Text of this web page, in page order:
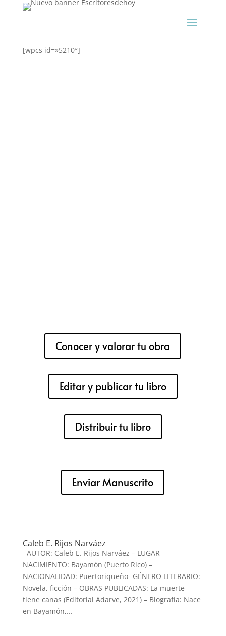
[wpcs id=»5210″]
Conocer y valorar tu obra
Editar y publicar tu libro
Distribuir tu libro
Enviar Manuscrito
Caleb E. Rijos Narváez
AUTOR: Caleb E. Rijos Narváez – LUGAR
NACIMIENTO: Bayamón (Puerto Rico) –
NACIONALIDAD: Puertoriqueño- GÉNERO LITERARIO:
Novela, ficción – OBRAS PUBLICADAS: La muerte
tiene canas (Editorial Adarve, 2021) – Biografía: Nace
en Bayamón,...